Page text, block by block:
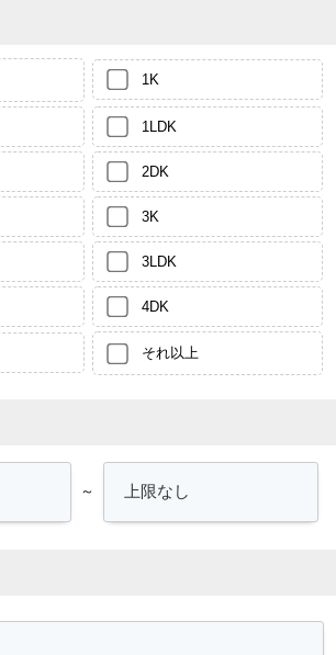
1K
1LDK
2DK
3K
3LDK
4DK
それ以上
～